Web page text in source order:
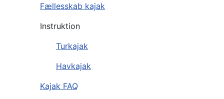
Fællesskab kajak
Instruktion
Turkajak
Havkajak
Kajak FAQ